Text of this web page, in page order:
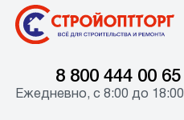
8 800 444 00 65
Ежедневно, с 8:00 до 18:00